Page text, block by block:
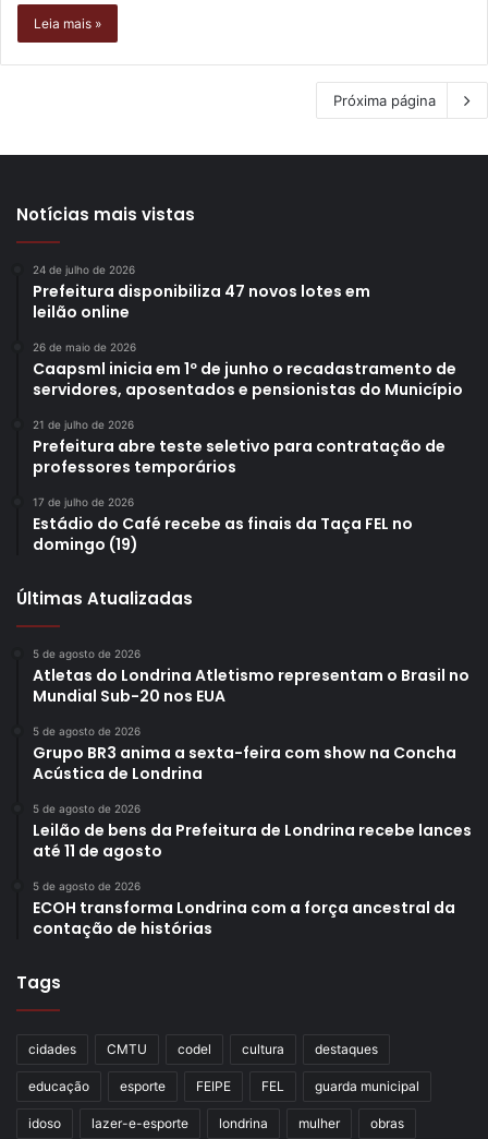
Leia mais »
Próxima página
Notícias mais vistas
24 de julho de 2026
Prefeitura disponibiliza 47 novos lotes em
leilão online
26 de maio de 2026
Caapsml inicia em 1º de junho o recadastramento de
servidores, aposentados e pensionistas do Município
21 de julho de 2026
Prefeitura abre teste seletivo para contratação de
professores temporários
17 de julho de 2026
Estádio do Café recebe as finais da Taça FEL no
domingo (19)
Últimas Atualizadas
5 de agosto de 2026
Atletas do Londrina Atletismo representam o Brasil no
Mundial Sub-20 nos EUA
5 de agosto de 2026
Grupo BR3 anima a sexta-feira com show na Concha
Acústica de Londrina
5 de agosto de 2026
Leilão de bens da Prefeitura de Londrina recebe lances
até 11 de agosto
5 de agosto de 2026
ECOH transforma Londrina com a força ancestral da
contação de histórias
Tags
cidades CMTU codel cultura destaques
educação esporte FEIPE FEL guarda municipal
idoso lazer-e-esporte londrina mulher obras